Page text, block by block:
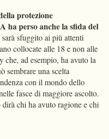
protezione
ha perso anche la sfida del
sfuggito ai più attenti
collocate alle 18 e non alle
che, ad esempio, ha avuto la
sembrare una scelta
con il mondo dello
fasce di maggiore ascolto.
chi ha avuto ragione e chi